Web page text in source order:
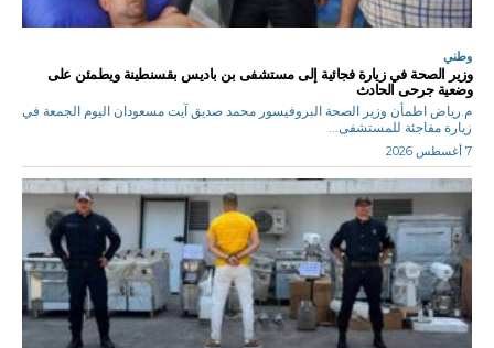
وطني
وزير الصحة في زيارة فجائية إلى مستشفى بن باديس بقسنطينة ويطمئن على
وضعية جرحى الحادث
م.رياض اطمأن وزير الصحة البروفيسور محمد صديق آيت مسعودان اليوم الجمعة في
زيارة مفاجئة للمستشفى...
7 أغسطس 2026